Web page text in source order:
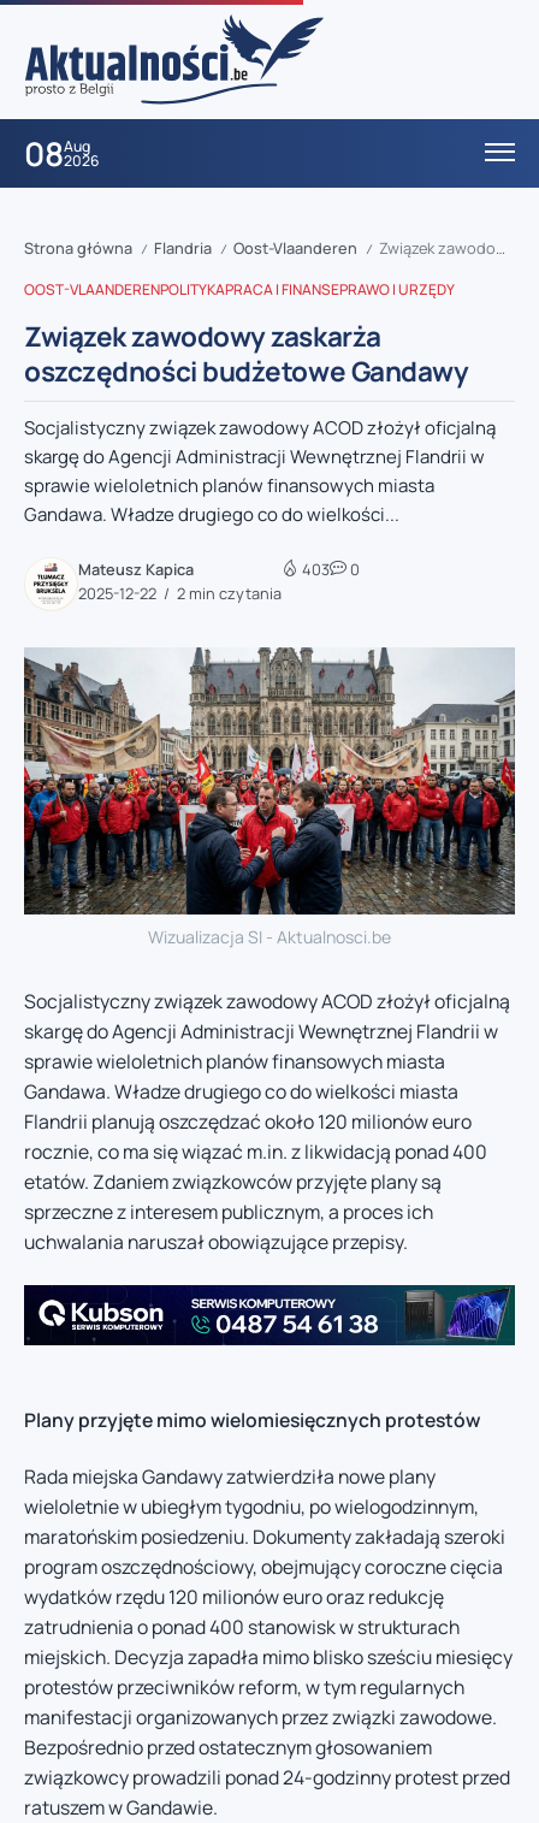
08Aug
2026
Strona główna / Flandria / Oost-Vlaanderen / Związek zawodowy zaskarża oszczędności budżetowe Gandawy
OOST-VLAANDERENPOLITYKAPRACA I FINANSEPRAWO I URZĘDY
Związek zawodowy zaskarża
oszczędności budżetowe Gandawy
Socjalistyczny związek zawodowy ACOD złożył oficjalną
skargę do Agencji Administracji Wewnętrznej Flandrii w
sprawie wieloletnich planów finansowych miasta
Gandawa. Władze drugiego co do wielkości...
Mateusz Kapica
2025-12-22
2 min czytania
403 0
Wizualizacja SI - Aktualnosci.be
Socjalistyczny związek zawodowy ACOD złożył oficjalną
skargę do Agencji Administracji Wewnętrznej Flandrii w
sprawie wieloletnich planów finansowych miasta
Gandawa. Władze drugiego co do wielkości miasta
Flandrii planują oszczędzać około 120 milionów euro
rocznie, co ma się wiązać m.in. z likwidacją ponad 400
etatów. Zdaniem związkowców przyjęte plany są
sprzeczne z interesem publicznym, a proces ich
uchwalania naruszał obowiązujące przepisy.
Plany przyjęte mimo wielomiesięcznych protestów
Rada miejska Gandawy zatwierdziła nowe plany
wieloletnie w ubiegłym tygodniu, po wielogodzinnym,
maratońskim posiedzeniu. Dokumenty zakładają szeroki
program oszczędnościowy, obejmujący coroczne cięcia
wydatków rzędu 120 milionów euro oraz redukcję
zatrudnienia o ponad 400 stanowisk w strukturach
miejskich. Decyzja zapadła mimo blisko sześciu miesięcy
protestów przeciwników reform, w tym regularnych
manifestacji organizowanych przez związki zawodowe.
Bezpośrednio przed ostatecznym głosowaniem
związkowcy prowadzili ponad 24-godzinny protest przed
ratuszem w Gandawie.